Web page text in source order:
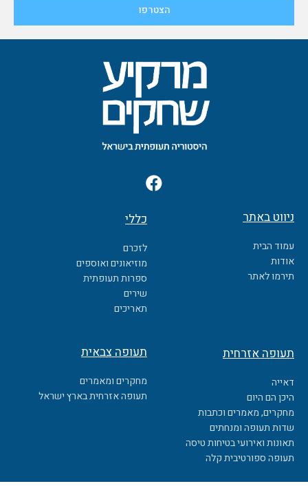
F
a
e
b
o
o
k
ניווט באתר
עמוד הבית
אודות
תירמו לאתר
כללי
לזכרם
מוזיאונים ואוספים
ספרות תעופתית
שירים
תאריכים
תעופה אזרחית
דאייה
היכן הם היום
מחקרים, מאמרים וכתבות
שדות תעופה ומנחתים
תאונות ואירועי בטיחות טיסה
תעופה ספורטיבית קלה
תעופה צבאית
מחקרים ומאמרים
תעופה אזרחית בארץ ישראל